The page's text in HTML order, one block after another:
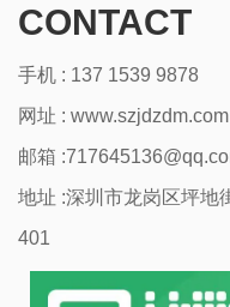
CONTACT
手机 : 137 1539 9878
网址 : www.szjdzdm.com
邮箱
地址 :深圳市龙岗区坪地
401